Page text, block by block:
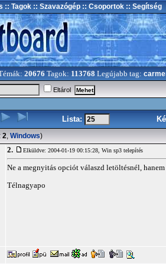
:: Tagok :: Szavazógép :: Csoportok :: Segítség
20676 Tagok: 113768 Legújabb tag:
Eltárol
Lista:
2, Windows)
2. Elküldve: 2004-01-19 00:15:28, Win sp3 telepítés
Ne a megnyitás opciót válaszd letöltésnél,
Télnagyapo